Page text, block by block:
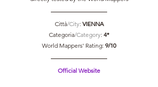
Città/City: VIENNA
Categoria/Category: 4*
World Mappers' Rating: 9/10
Official Website